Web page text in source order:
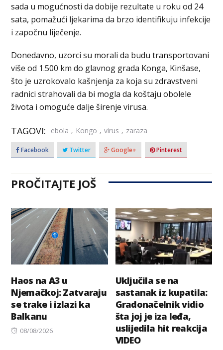
sada u mogućnosti da dobije rezultate u roku od 24
sata, pomažući ljekarima da brzo identifikuju infekcije
i započnu liječenje.
Donedavno, uzorci su morali da budu transportovani
više od 1.500 km do glavnog grada Konga, Kinšase,
što je uzrokovalo kašnjenja za koja su zdravstveni
radnici strahovali da bi mogla da koštaju obolele
života i omoguće dalje širenje virusa.
TAGOVI: ebola , Kongo , virus , zaraza
Facebook Twitter Google+ Pinterest
PROČITAJTE JOŠ
Haos na A3 u
Njemačkoj: Zatvaraju
se trake i izlazi ka
Balkanu
Posted
08/08/2026
Uključila se na
sastanak iz kupatila:
Gradonačelnik vidio
šta joj je iza leđa,
uslijedila hit reakcija
VIDEO